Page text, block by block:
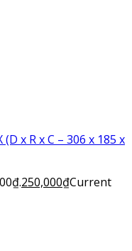
x R x C – 306 x 185 x
250,000₫Current